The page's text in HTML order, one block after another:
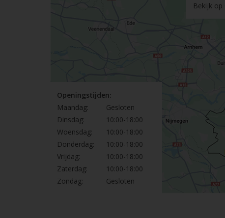
Bekijk op
Openingstijden:
Maandag:
Gesloten
Dinsdag:
10:00-18:00
Woensdag:
10:00-18:00
Donderdag:
10:00-18:00
Vrijdag:
10:00-18:00
Zaterdag:
10:00-18:00
Zondag:
Gesloten